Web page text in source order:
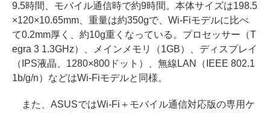
9.5時間、モバイル通信時で約9時間。本体サイズは198.5
×120×10.65mm、重量は約350gで、Wi-Fiモデルに比べ
て0.2mm厚く、約10g重くなっている。プロセッサー（T
egra 3 1.3GHz）、メインメモリ（1GB）、ディスプレイ
（IPS液晶、1280×800ドット）、無線LAN（IEEE 802.1
1b/g/n）などはWi-Fiモデルと同様。
また、ASUSではWi-Fi＋モバイル通信対応版の専用ケ